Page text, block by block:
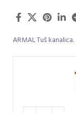
ARMAL Tuš kanalica.